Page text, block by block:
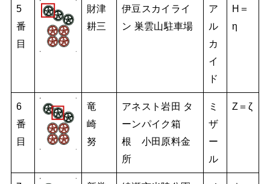
5
番
目
財津
耕三
伊豆スカイライ
ン 巣雲山駐車場
ア
ル
カ
イ
ド
H＝
η
6
番
目
竜
崎
努
アネスト岩田 タ
ーンパイク箱
根 小田原料金
所
ミ
ザ
ー
ル
Z＝ζ